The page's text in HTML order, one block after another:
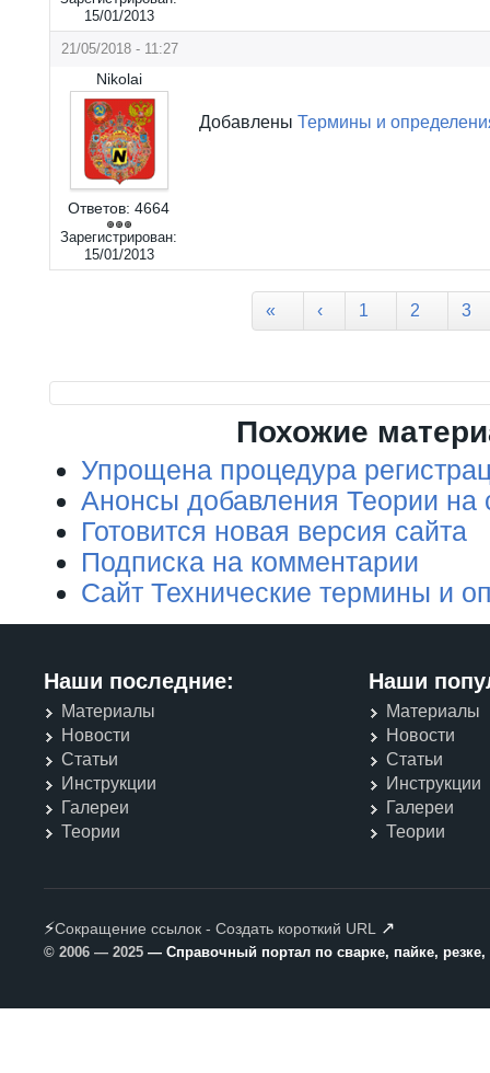
15/01/2013
21/05/2018 - 11:27
Nikolai
Ответов: 4664
Зарегистрирован:
15/01/2013
Добавлены Термины и
« ‹ 1 2 3
Похожие
Упрощена процедура
Анонсы добавления Теории на
Готовится новая версия сайта
Подписка на комментарии
Сайт Технические термины и
Наши последние:
Материалы
Новости
Статьи
Инструкции
Галереи
Теории
Наши
Материалы
Новости
Статьи
Инструкции
Галереи
Теории
⚡Сокращение ссылок - Создать короткий URL ↗
© 2006 — 2025 — Справочный портал по сварке, пайке,